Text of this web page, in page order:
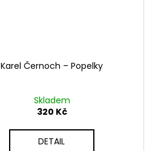
Karel Černoch ‎– Popelky
Skladem
320 Kč
DETAIL